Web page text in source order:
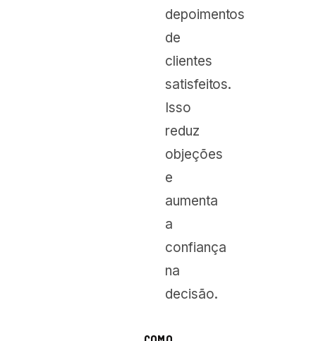
depoimentos
de
clientes
satisfeitos.
Isso
reduz
objeções
e
aumenta
a
confiança
na
decisão.